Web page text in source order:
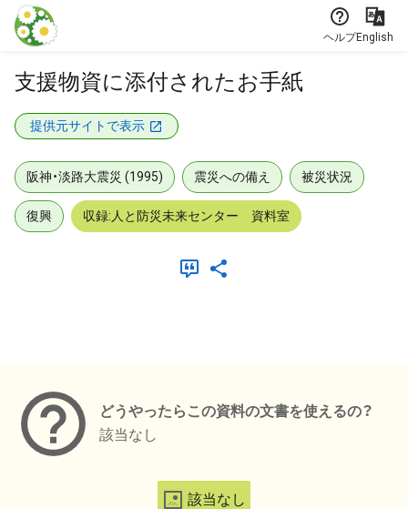
本文に飛ぶ
ヘルプEnglish
支援物資に添付されたお手紙
提供元サイトで表示
阪神・淡路大震災 (1995) 震災への備え 被災状況
復興 収録:人と防災未来センター 資料室
どうやったらこの資料の文書を使えるの？
該当なし
該当なし